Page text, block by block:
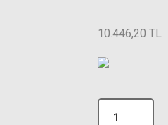
10.446,20 TL